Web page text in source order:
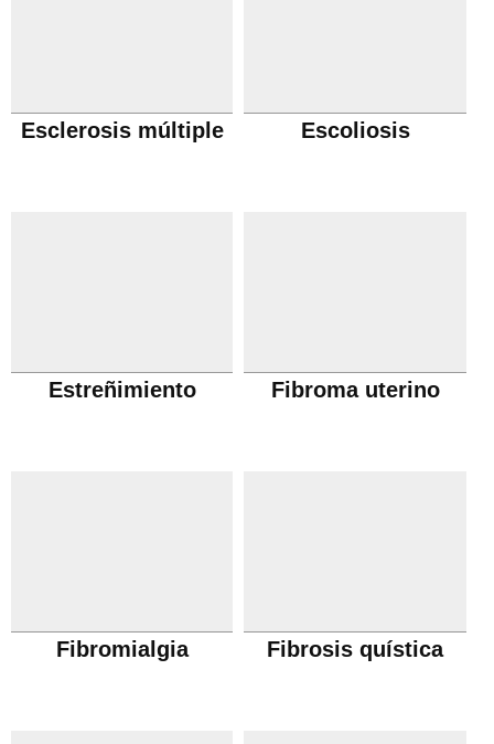
Esclerosis múltiple Escoliosis
Estreñimiento Fibroma uterino
Fibromialgia Fibrosis quística